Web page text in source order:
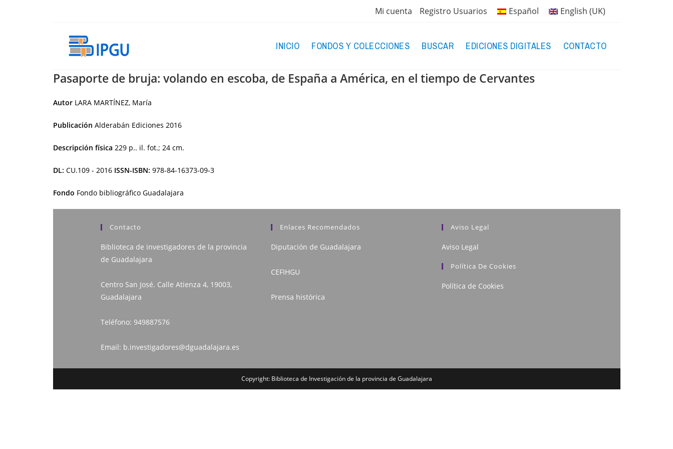
Mi cuenta Registro Usuarios Español English (UK)
INICIO FONDOS Y COLECCIONES BUSCAR EDICIONES DIGITALES CONTACTO
Pasaporte de bruja: volando en escoba, de España a América, en el tiempo de Cervantes
Autor LARA MARTÍNEZ, María
Publicación Alderabán Ediciones 2016
Descripción física 229 p.. il. fot.; 24 cm.
DL: CU.109 - 2016 ISSN-ISBN: 978-84-16373-09-3
Fondo Fondo bibliográfico Guadalajara
Contacto
Biblioteca de investigadores de la provincia
de Guadalajara
Centro San José. Calle Atienza 4, 19003,
Guadalajara
Teléfono: 949887576
Email: b.investigadores@dguadalajara.es
Enlaces Recomendados
Diputación de Guadalajara
CEFIHGU
Prensa histórica
Aviso Legal
Aviso Legal
Política De Cookies
Política de Cookies
Copyright: Biblioteca de Investigación de la provincia de Guadalajara